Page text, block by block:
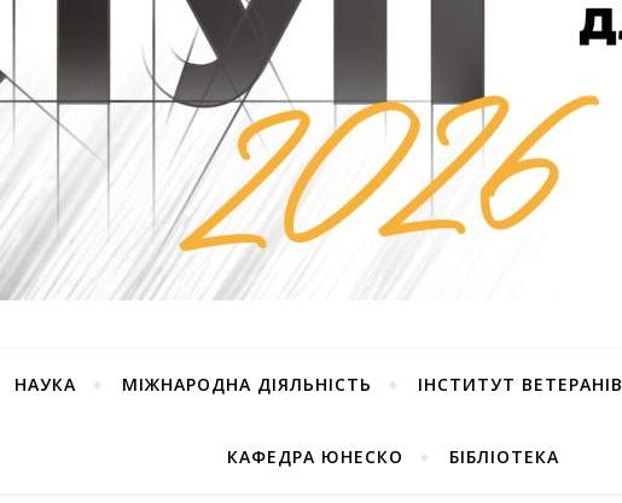
НАУКА МІЖНАРОДНА ДІЯЛЬНІСТЬ ІНСТИТУТ ВЕТЕРАНІВ
КАФЕДРА ЮНЕСКО БІБЛІОТЕКА